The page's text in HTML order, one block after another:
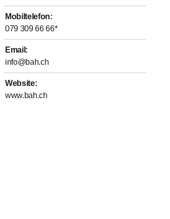
Mobiltelefon:
079 309 66 66*
Email :
info@bah.ch
Website:
www.bah.ch